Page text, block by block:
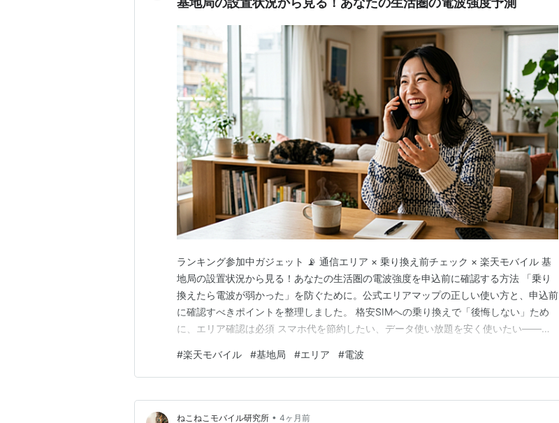
ランキング参加中ガジェット 📡 通信エリア × 乗り換え前チェック × 楽天モバイル 基
地局の設置状況から見る！あなたの生活圏の電波強度を申込前に確認する方法 「乗り
換えたら電波が弱かった」を防ぐために。公式エリアマップの正しい使い方と、申込前
に確認すべきポイントを整理しました。 格安SIMへの乗り換えで「後悔しない」ため
に、エリア確認は必須 スマホ代を節約したい、データ使い放題を安く使いたい——そ
信エリアです。 「乗り換えてみたら自宅や職場で電波が弱かった」「よく行く場所で
繋がりにくかった」 という経験は、乗り…
#楽天モバイル #基地局 #エリア #電波
ねこねこモバイル研究所 • 4ヶ月前